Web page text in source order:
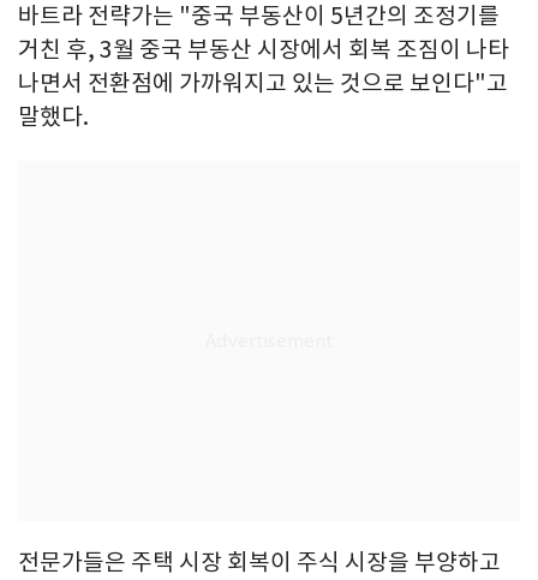
바트라 전략가는 "중국 부동산이 5년간의 조정기를
거친 후, 3월 중국 부동산 시장에서 회복 조짐이 나타
나면서 전환점에 가까워지고 있는 것으로 보인다"고
말했다.
전문가들은 주택 시장 회복이 주식 시장을 부양하고